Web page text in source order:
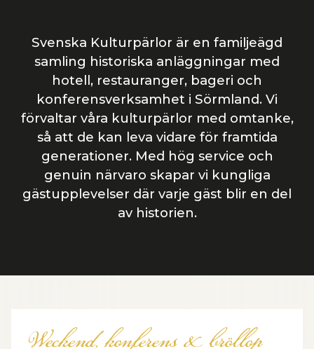
Svenska Kulturpärlor är en familjeägd
samling historiska anläggningar med
hotell, restauranger, bageri och
konferensverksamhet i Sörmland. Vi
förvaltar våra kulturpärlor med omtanke,
så att de kan leva vidare för framtida
generationer. Med hög service och
genuin närvaro skapar vi kungliga
gästupplevelser där varje gäst blir en del
av historien.